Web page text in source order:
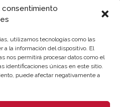
consentimiento
utilizamos tecnologías como las
a la información del dispositivo. El
nos permitirá procesar datos como el
identificaciones únicas en este sitio.
puede afectar negativamente a
del contratante
citricos